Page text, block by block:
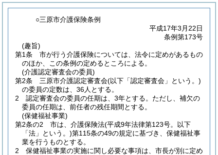
○三原市介護保険条例
平成17年3月22日
条例第173号
(趣旨)
第1条
市が行う介護保険については、法令に定めがあるもの
のほか、この条例の定めるところによる。
(介護認定審査会の委員)
第2条
三原市介護認定審査会(以下「認定審査会」という。)
の委員の定数は、36人とする。
2
認定審査会の委員の任期は、3年とする。 ただし、補欠の
委員の任期は、前任者の残任期間とする。
(保健福祉事業)
第2条の2
市は、介護保険法(平成9年法律第123号。以下
「法」という。)第115条の49の規定に基づき、保健福祉事
業を行うものとする。
2
保健福祉事業の実施に関し必要な事項は、市長が別に定め